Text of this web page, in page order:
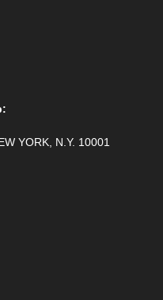
YORK, N.Y. 10001